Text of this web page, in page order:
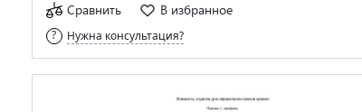
Сравнить В избранное
Нужна консультация?